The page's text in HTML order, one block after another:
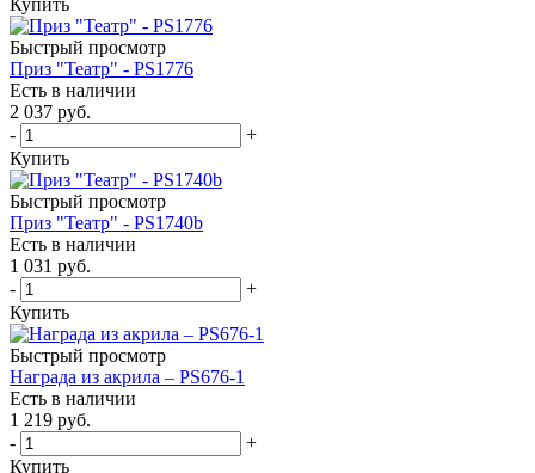
Быстрый просмотр
Приз "Театр" - PS1776
Есть в наличии
2 037 руб.
-
+
Купить
Быстрый просмотр
Приз "Театр" - PS1740b
Есть в наличии
1 031 руб.
-
+
Купить
Быстрый просмотр
Награда из акрила – PS676-1
Есть в наличии
1 219 руб.
-
+
Купить